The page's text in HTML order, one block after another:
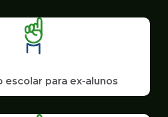
escolar para ex-alunos